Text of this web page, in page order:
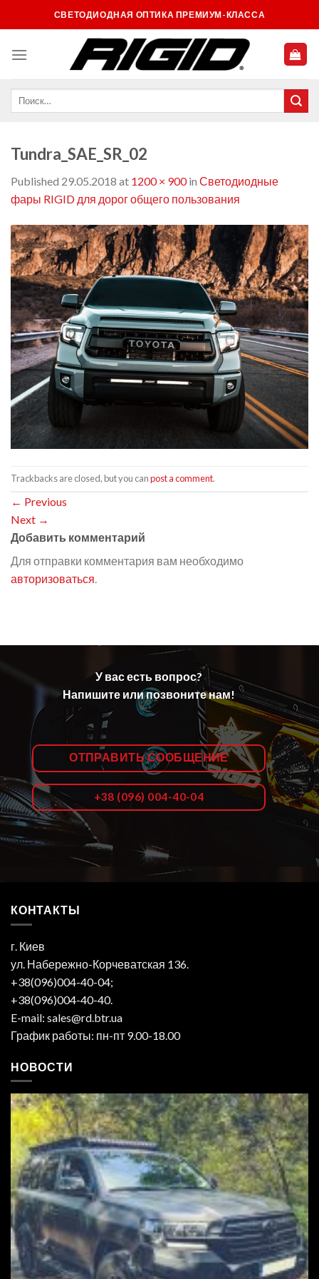
to
СВЕТОДИОДНАЯ ОПТИКА ПРЕМИУМ-КЛАССА
Tundra_SAE_SR_02
Published 29.05.2018 at 1200 × 900in Светодиодные
фары RIGID для дорог общего пользования
Trackbacks are closed, but you canpost a comment.
← Previous
Next →
Добавить комментарий
Для отправки комментария вам необходимо
авторизоваться
У вас есть вопрос?
Напишите или позвоните нам!
ОТПРАВИТЬ СООБЩЕНИЕ
+38 (096) 004-40-04
КОНТАКТЫ
г. Киев
ул. Набережно-Корчеватская 136.
+38(096)004-40-04;
+38(096)004-40-40.
E-mail: sales@rd.btr.ua
График работы: пн-пт 9.00-18.00
НОВОСТИ